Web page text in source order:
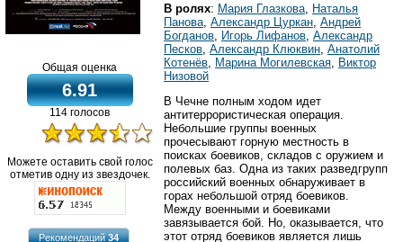
Общая оценка
6.91
114 голосов
Можете оставить свой голос
отметив одну из звездочек.
Рекомендаций34
В ролях: Мария Глазкова
Наталья
Панова Александр Цуркан Андрей
Богданов
Игорь Лифанов Александр
Песков Александр Клюквин Анатолий
Котенёв
Марина Могилевская
Виктор
Низовой
В Чечне полным ходом идет
антитеррористическая операция.
Небольшие группы военных
прочесывают горную местность в
поисках боевиков, складов с оружием и
полевых баз. Одна из таких разведгрупп
российский военных обнаруживает в
горах небольшой отряд боевиков.
Между военными и боевиками
завязывается бой. Но, оказывается, что
этот отряд боевиков является лишь